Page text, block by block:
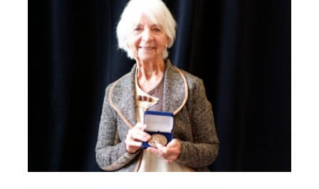
CSQ
SOMME
DE
3051
$
POUR
LA
FLG
»